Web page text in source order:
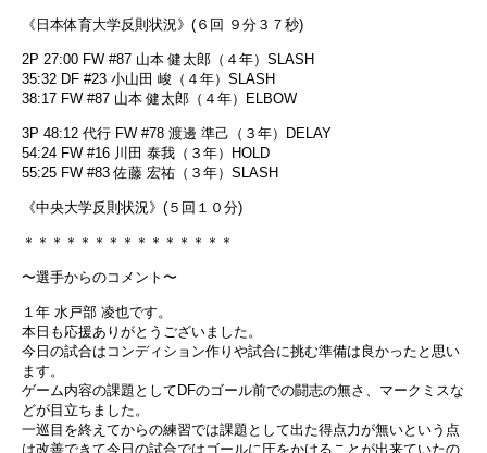
《日本体育大学反則状況》(６回 ９分３７秒)
2P 27:00 FW #87 山本 健太郎（４年）SLASH
35:32 DF #23 小山田 峻（４年）SLASH
38:17 FW #87 山本 健太郎（４年）ELBOW
3P 48:12 代行 FW #78 渡邊 準己（３年）DELAY
54:24 FW #16 川田 泰我（３年）HOLD
55:25 FW #83 佐藤 宏祐（３年）SLASH
《中央大学反則状況》(５回１０分)
＊＊＊＊＊＊＊＊＊＊＊＊＊＊＊
〜選手からのコメント〜
１年 水戸部 凌也です。
本日も応援ありがとうございました。
今日の試合はコンディション作りや試合に挑む準備は良かったと思い
ます。
ゲーム内容の課題としてDFのゴール前での闘志の無さ、マークミスな
どが目立ちました。
一巡目を終えてからの練習では課題として出た得点力が無いという点
は改善できて今日の試合ではゴールに圧をかけることが出来ていたの